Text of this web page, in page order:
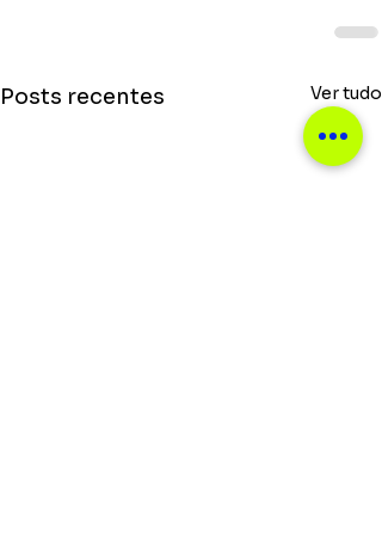
Posts recentes Ver tudo